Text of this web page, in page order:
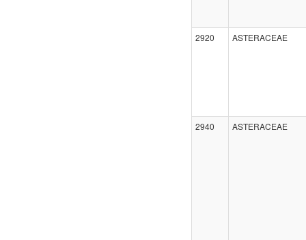
2920 ASTERACEAE
2940 ASTERACEAE